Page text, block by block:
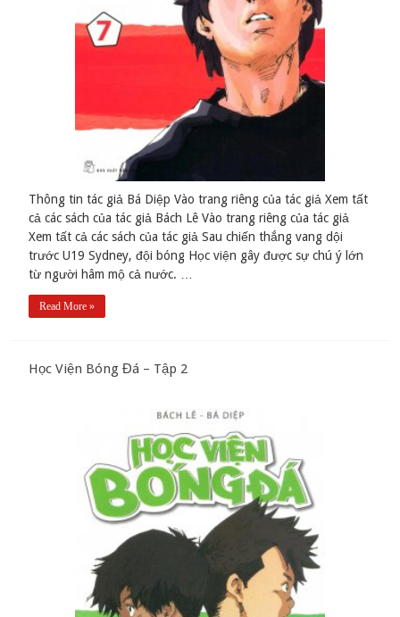
Thông tin tác giả Bá Diệp Vào trang riêng của tác giả Xem tất
cả các sách của tác giả Bách Lê Vào trang riêng của tác giả
Xem tất cả các sách của tác giả Sau chiến thắng vang dội
trước U19 Sydney, đội bóng Học viện gây được sự chú ý lớn
từ người hâm mộ cả nước. …
Read More »
Học Viện Bóng Đá – Tập 2